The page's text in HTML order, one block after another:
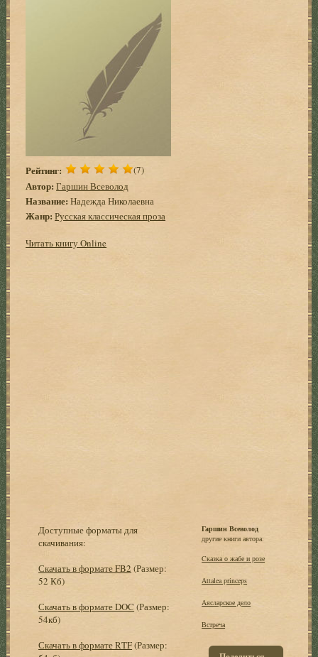
Рейтинг: (7)
Автор: Гаршин Всеволод
Название: Надежда Николаевна
Жанр: Русская классическая проза
Читать книгу Online
Доступные форматы для
скачивания:
Скачать в формате FB2 (Размер:
52 Кб)
Скачать в формате DOC (Размер:
54кб)
Скачать в формате RTF(Размер:
Гаршин Всеволод
другие книги автора:
Cказка о жабе и розе
Аttalea princeps
Аясларское дело
Встреча